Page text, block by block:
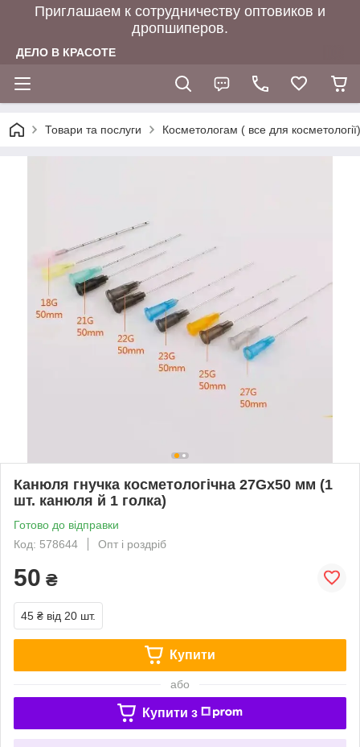
Приглашаем к сотрудничеству оптовиков и
дропшиперов.
ДЕЛО В КРАСОТЕ
Товари та послуги Косметологам ( все для косметології)
Канюля гнучка косметологічна 27Gx50 мм (1
шт. канюля й 1 голка)
Готово до відправки
Код: 578644
Опт і роздріб
50 ₴
45 ₴ від 20 шт.
Купити
або
Купити з